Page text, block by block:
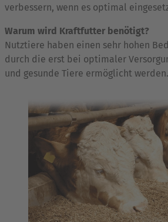
verbessern, wenn es optimal
Warum wird Kraftfutter benötigt?
Nutztiere haben einen sehr hohen
durch die erst bei optimaler
und gesunde Tiere ermöglicht werden.